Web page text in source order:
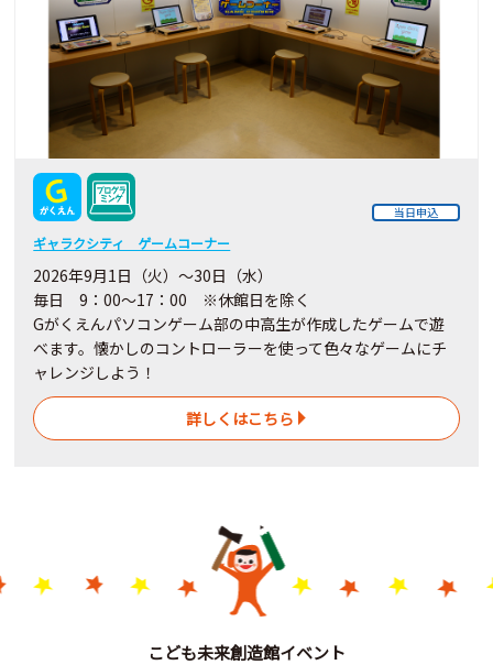
当日申込
ギャラクシティ ゲームコーナー
2026年9月1日（火）～30日（水）
毎日 9：00～17：00 ※休館日を除く
Gがくえんパソコンゲーム部の中高生が作成したゲームで遊
べます。懐かしのコントローラーを使って色々なゲームにチ
ャレンジしよう！
詳しくはこちら
こども未来創造館イベント